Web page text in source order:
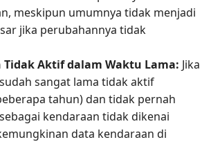
meskipun umumnya tidak menjadi
jika perubahannya tidak
Tidak Aktif dalam Waktu Lama: Jika
sangat lama tidak aktif
tahun) dan tidak pernah
kendaraan tidak dikenai
data kendaraan di